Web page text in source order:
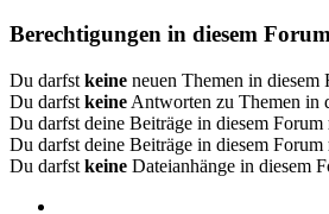
Berechtigungen in diesem Forum
Du darfst keine neuen Themen in diesem
Du darfst keine Antworten zu Themen in
Du darfst deine Beiträge in diesem Forum
Du darfst deine Beiträge in diesem Forum
Du darfst keine Dateianhänge in diesem